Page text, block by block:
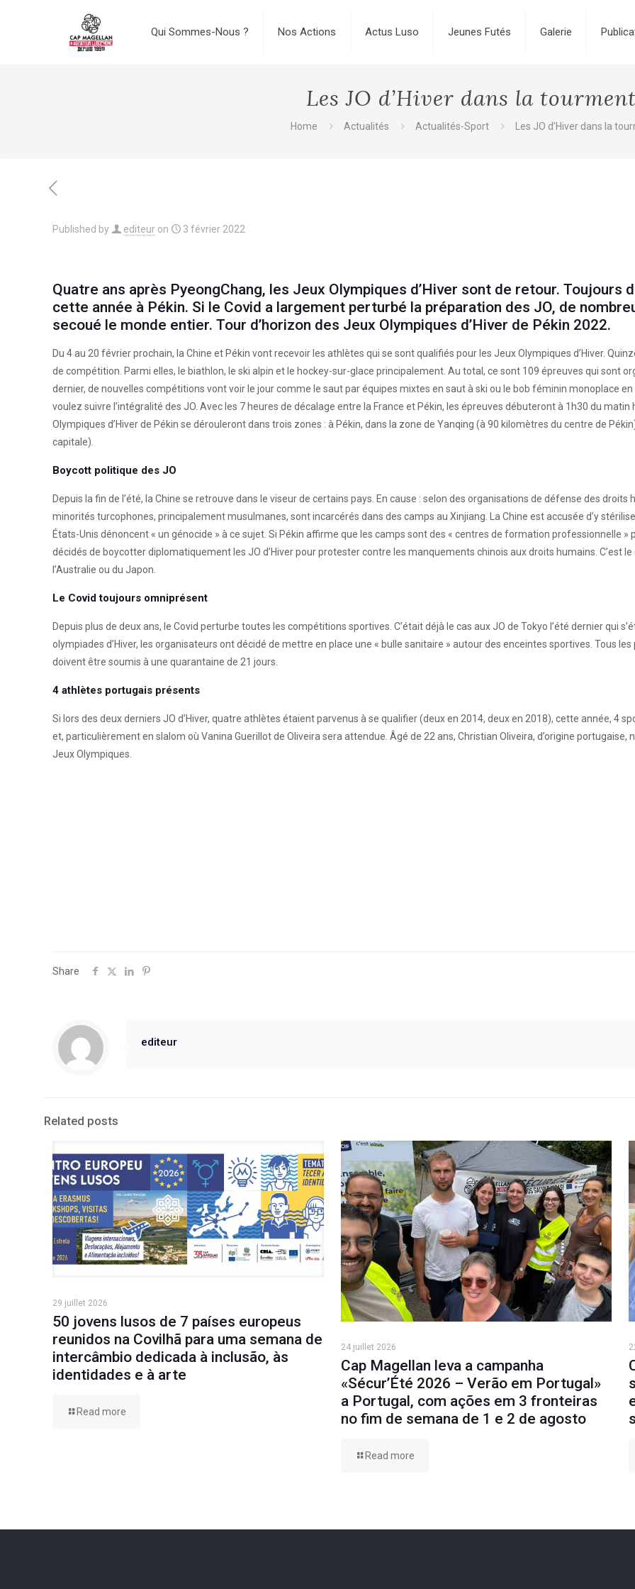
Qui Sommes-Nous ? Nos Actions Actus Luso Jeunes Futés Galerie
Les JO d’Hiver dans la
Home Actualités Actualités-Sport Les JO d’Hiver dans la
Published by editeur on 3 février 2022
Quatre ans après PyeongChang, les Jeux Olympiques d’Hiver sont de retour. Toujours
cette année à Pékin. Si le Covid a largement perturbé la préparation des JO, de
secoué le monde entier. Tour d’horizon des Jeux Olympiques d’Hiver de Pékin 2022.
Du 4 au 20 février prochain, la Chine et Pékin vont recevoir les athlètes qui se sont qualifiés pour les Jeux Olympiques d’Hiver.
de compétition. Parmi elles, le biathlon, le ski alpin et le hockey-sur-glace principalement. Au total, ce sont 109 épreuves qui sont
dernier, de nouvelles compétitions vont voir le jour comme le saut par équipes mixtes en saut à ski ou le bob féminin monoplace
voulez suivre l’intégralité des JO. Avec les 7 heures de décalage entre la France et Pékin, les épreuves débuteront à 1h30 du
Olympiques d’Hiver de Pékin se dérouleront dans trois zones : à Pékin, dans la zone de Yanqing (à 90 kilomètres du centre de
capitale).
Boycott politique des JO
Depuis la fin de l’été, la Chine se retrouve dans le viseur de certains pays. En cause : selon des organisations de défense des
minorités turcophones, principalement musulmanes, sont incarcérés dans des camps au Xinjiang. La Chine est accusée d’y
États-Unis dénoncent « un génocide » à ce sujet. Si Pékin affirme que les camps sont des « centres de formation professionnelle
décidés de boycotter diplomatiquement les JO d’Hiver pour protester contre les manquements chinois aux droits humains. C’est
l’Australie ou du Japon.
Le Covid toujours omniprésent
Depuis plus de deux ans, le Covid perturbe toutes les compétitions sportives. C’était déjà le cas aux JO de Tokyo l’été dernier qui
olympiades d’Hiver, les organisateurs ont décidé de mettre en place une « bulle sanitaire » autour des enceintes sportives. Tous
doivent être soumis à une quarantaine de 21 jours.
4 athlètes portugais présents
Si lors des deux derniers JO d’Hiver, quatre athlètes étaient parvenus à se qualifier (deux en 2014, deux en 2018), cette année, 4
et, particulièrement en slalom où Vanina Guerillot de Oliveira sera attendue. Âgé de 22 ans, Christian Oliveira, d’origine
Jeux Olympiques.
Share
editeur
Related posts
29 juillet 2026
50 jovens lusos de 7 países europeus
reunidos na Covilhã para uma semana de
intercâmbio dedicada à inclusão, às
identidades e à arte
Read more
24 juillet 2026
Cap Magellan leva a campanha
«Sécur’Été 2026 – Verão em Portugal»
a Portugal, com ações em 3 fronteiras
no fim de semana de 1 e 2 de agosto
Read more